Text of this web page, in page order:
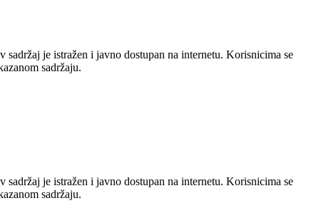
je istražen i javno dostupan na internetu. Korisnicima se
sadržaju.
je istražen i javno dostupan na internetu. Korisnicima se
sadržaju.